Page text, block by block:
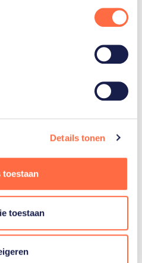
Details tonen
toestaan
toestaan
Met Ireen Wüst en
twee boegbeelden die
leiderschap
met de huidige generatie
om te blijven werken
van statuur als
is de afgelopen cycli
begeleiders en de
van chefs die
vraagt.”